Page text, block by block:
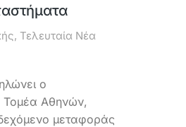
, Τελευταία Νέα
ο
Τομέα Αθηνών,
μεταφοράς